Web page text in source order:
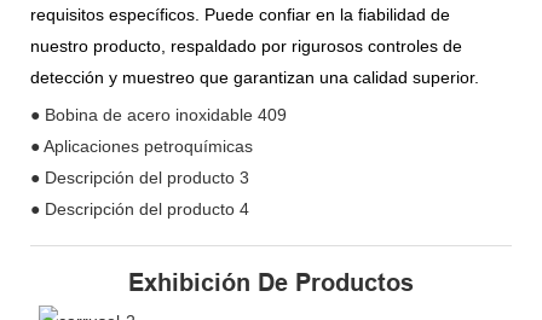
requisitos específicos. Puede confiar en la fiabilidad de
nuestro producto, respaldado por rigurosos controles de
detección y muestreo que garantizan una calidad superior.
● Bobina de acero inoxidable 409
● Aplicaciones petroquímicas
● Descripción del producto 3
● Descripción del producto 4
Exhibición De Productos